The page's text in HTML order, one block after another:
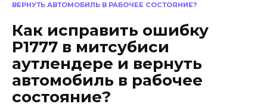
ВЕРНУТЬ АВТОМОБИЛЬ В РАБОЧЕЕ СОСТОЯНИЕ?
Как исправить ошибку
P1777 в митсубиси
аутлендере и вернуть
автомобиль в рабочее
состояние?